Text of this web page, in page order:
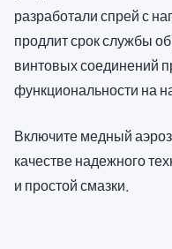
разработали спрей с
продлит срок службы
винтовых соединений
функциональности на
Включите медный
качестве надежного
и простой смазки.